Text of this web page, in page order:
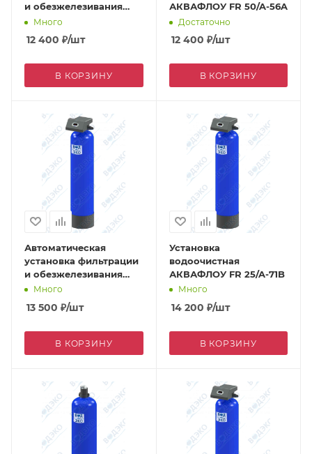
и обезжелезивания
АКВАФЛОУ FR 15/A-71B
Много
12 400 ₽/шт
В КОРЗИНУ
АКВАФЛОУ FR 50/A-56A
Достаточно
12 400 ₽/шт
В КОРЗИНУ
Автоматическая
установка фильтрации
и обезжелезивания
АКВАФЛОУ FR 20/A-71B
Много
13 500 ₽/шт
В КОРЗИНУ
Установка
водоочистная
АКВАФЛОУ FR 25/A-71B
Много
14 200 ₽/шт
В КОРЗИНУ